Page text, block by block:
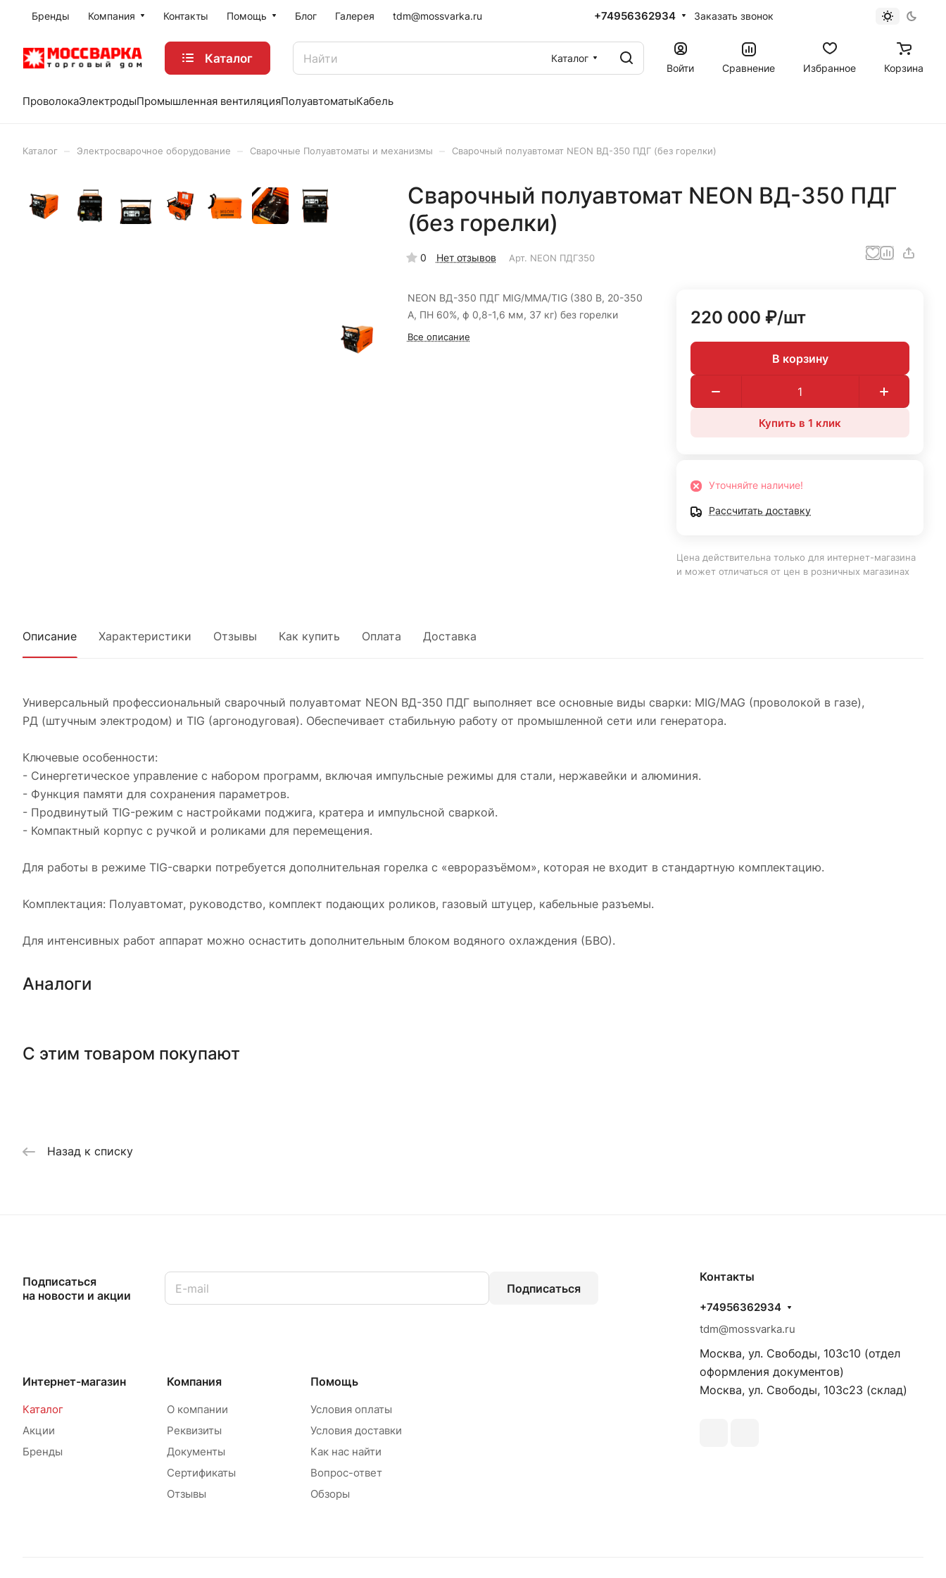
Бренды Компания Контакты Помощь Блог Галерея tdm@mossvarka.ru +74956362934 Заказать звонок
Каталог
Каталог
Войти
Сравнение Избранное Корзина
ПроволокаЭлектродыПромышленная вентиляцияПолуавтоматыКабель
Каталог Электросварочное оборудование Сварочные Полуавтоматы и механизмы Сварочный полуавтомат NEON ВД-350 ПДГ (без горелки)
Сварочный полуавтомат NEON ВД-350 ПДГ
(без горелки)
0 Нет отзывов Арт. NEON ПДГ350
NEON ВД-350 ПДГ MIG/MMA/TIG (380 В, 20-350
А, ПН 60%, ф 0,8-1,6 мм, 37 кг) без горелки
Все описание
220 000 ₽/шт
В корзину
Купить в 1 клик
Уточняйте наличие!
Рассчитать доставку
Цена действительна только для интернет-магазина
и может отличаться от цен в розничных магазинах
Описание Характеристики Отзывы Как купить Оплата Доставка
Универсальный профессиональный сварочный полуавтомат NEON ВД-350 ПДГ выполняет все основные виды сварки: MIG/MAG (проволокой в газе),
РД (штучным электродом) и TIG (аргонодуговая). Обеспечивает стабильную работу от промышленной сети или генератора.
Ключевые особенности:
- Синергетическое управление с набором программ, включая импульсные режимы для стали, нержавейки и алюминия.
- Функция памяти для сохранения параметров.
- Продвинутый TIG-режим с настройками поджига, кратера и импульсной сваркой.
- Компактный корпус с ручкой и роликами для перемещения.
Для работы в режиме TIG-сварки потребуется дополнительная горелка с «евроразъёмом», которая не входит в стандартную комплектацию.
Комплектация: Полуавтомат, руководство, комплект подающих роликов, газовый штуцер, кабельные разъемы.
Для интенсивных работ аппарат можно оснастить дополнительным блоком водяного охлаждения (БВО).
Аналоги
С этим товаром покупают
Назад к списку
Подписаться
на новости и акции
Подписаться
Интернет-магазин
Каталог
Акции
Бренды
Компания
О компании
Реквизиты
Документы
Сертификаты
Отзывы
Помощь
Условия оплаты
Условия доставки
Как нас найти
Вопрос-ответ
Обзоры
Контакты
+74956362934
tdm@mossvarka.ru
Москва, ул. Свободы, 103с10 (отдел
оформления документов)
Москва, ул. Свободы, 103с23 (склад)